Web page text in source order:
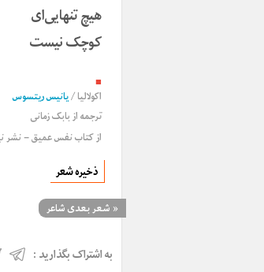
هیچ تنهایی‌ای
کوچک نیست
■
اکولالیا/یانیس ریتسوس
ترجمه ازبابک زمانی
از کتاب نفس عمیق – نشر
ذخیره شعر
« شعر بعدی شاعر
به اشتراک بگذارید :